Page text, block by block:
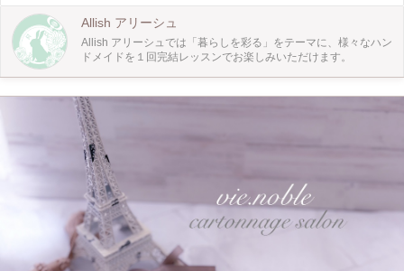
Allish アリーシュ
Allish アリーシュでは「暮らしを彩る」をテーマに、様々なハン
ドメイドを１回完結レッスンでお楽しみいただけます。